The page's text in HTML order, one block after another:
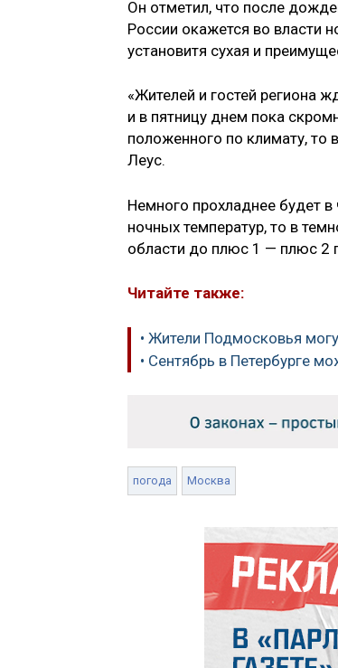
Он отметил, что после
России окажется во власти
установитя сухая и
«Жителей и гостей региона
и в пятницу днем пока
положенного по климату, то
Леус.
Немного прохладнее будет
ночных температур, то в
области до плюс 1 — плюс 2
Читайте также:
• Жители Подмосковья
• Сентябрь в Петербурге
погода Москва